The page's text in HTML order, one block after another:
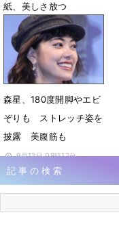
紙、美しさ放つ
1月25日 08時32分
森星、180度開脚やエビ
ぞりも ストレッチ姿を
披露 美腹筋も
9月12日 08時12分
記事の検索